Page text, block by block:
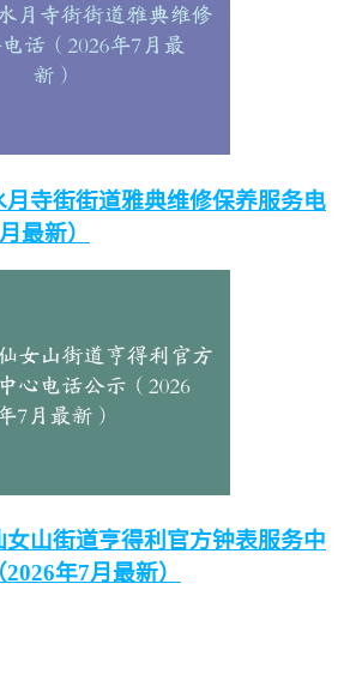
寺街街道雅典维修保养服务电
最新）
女山街道亨得利官方钟表服务中
年7月最新）